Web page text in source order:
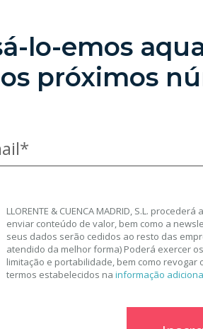
lo-emos
próximos
LLORENTE & CUENCA MADRID, S.L.
enviar conteúdo de valor, bem como a
seus dados serão cedidos ao resto das
atendido da melhor forma) Poderá exercer
limitação e portabilidade, bem como
termos estabelecidos na informação